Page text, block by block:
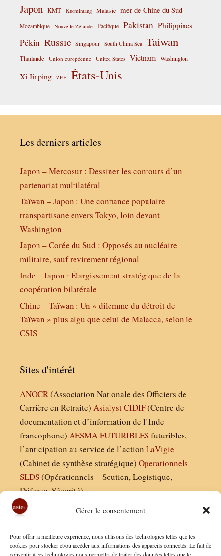
Gérer le consentement
Pour offrir la meilleure expérience, nous utilisons des technologies telles que les
cookies pour stocker et/ou accéder aux informations des appareils connectés. Le fait de
consentir à ces technologies nous permettra de traiter des données telles que le
Japon KMT Kuomintang Malaisie mer de Chine du Sud
Mozambique Nouvelle-Zélande Pacifique Pakistan Philippines
Pékin Russie Singapour South China Sea Taiwan
Thaïlande Union européenne United States Vietnam Washington
Xi Jinping ZEE États-Unis
Les derniers articles
Japon – Mercosur : Dessiner les contours d’un
partenariat multilatéral
Taïwan – Japon : Une confiance populaire
transpartisane envers Tokyo, loin devant
Washington
Japon – Corée du Sud : Opposés au nucléaire
militaire, sauf revirement régional
Inde – Japon : Élargissement stratégique de la
coopération bilatérale
Chine – Taïwan : Un « dilemme du détroit de
Taïwan » plus aigu que celui de Malacca, selon le
CSIS
Sites d'intérêt
ANOCR(Association Nationale des Officiers de
Carrière en Retraite) AsialystCIDIF(Centre de
documentation et d’information de l’Inde
francophone) AESMAFUTURIBLESfuturibles,
l’anticipation au service de l’action LaVigie
(Cabinet de synthèse stratégique) Operationnels
SLDS(Opérationnels – Soutien, Logistique,
Défense, Sécurité)
Finaldées EURL